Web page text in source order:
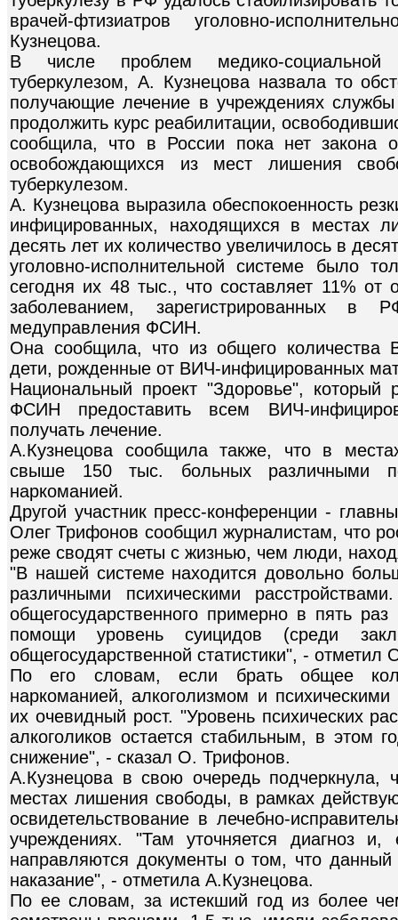
врачей-фтизиатров уголовно-
Кузнецова.
В числе проблем медико-
туберкулезом, А. Кузнецова назвала то
получающие лечение в учреждениях
продолжить курс реабилитации,
сообщила, что в России пока нет закона
освобождающихся из мест лишения
туберкулезом.
А. Кузнецова выразила обеспокоенность
инфицированных, находящихся в местах
десять лет их количество увеличилось в
уголовно-исполнительной системе было
сегодня их 48 тыс., что составляет 11%
заболеванием, зарегистрированных в
медуправления ФСИН.
Она сообщила, что из общего количества
дети, рожденные от ВИЧ-инфицированных
Национальный проект "Здоровье", который
ФСИН предоставить всем ВИЧ-
получать лечение.
А.Кузнецова сообщила также, что в
свыше 150 тыс. больных различными
наркоманией.
Другой участник пресс-конференции -
Олег Трифонов сообщил журналистам, что
реже сводят счеты с жизнью, чем люди,
"В нашей системе находится довольно
различными психическими
общегосударственного примерно в пять
помощи уровень суицидов (среди
общегосударственной статистики", -
По его словам, если брать общее
наркоманией, алкоголизмом и
их очевидный рост. "Уровень психических
алкоголиков остается стабильным, в этом
снижение", - сказал О. Трифонов.
А.Кузнецова в свою очередь подчеркнула,
местах лишения свободы, в рамках
освидетельствование в лечебно-
учреждениях. "Там уточняется диагноз
направляются документы о том, что
наказание", - отметила А.Кузнецова.
По ее словам, за истекший год из более